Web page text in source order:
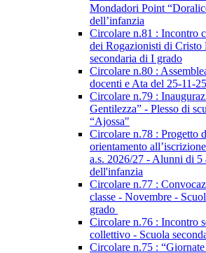
Mondadori Point
dell’infanzia
Circolare n.81 : Incontro
dei Rogazionisti di Cristo
secondaria di I grado
Circolare n.80 :
docenti e Ata del 25-11-25
Circolare n.79 :
Gentilezza” - Plesso di
“Ajossa"
Circolare n.78 : Progetto
orientamento
a.s. 2026/27 - Alunni di 5
dell'infanzia
Circolare n.77 :
classe - Novembre -
grado
Circolare n.76 : Incontro
collettivo - Scuola
Circolare n.75 :